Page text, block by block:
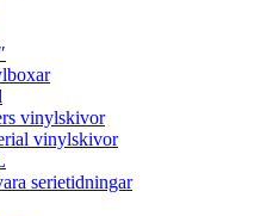
vinylskivor
vinylskivor
serietidningar